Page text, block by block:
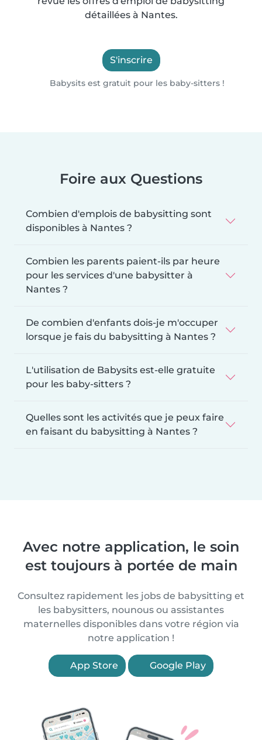
détaillées à Nantes.
S'inscrire
Babysits est gratuit pour les baby-sitters !
Foire aux Questions
Combien d'emplois de babysitting sont
disponibles à Nantes ?
Combien les parents paient-ils par heure
pour les services d'une babysitter à
Nantes ?
De combien d'enfants dois-je m'occuper
lorsque je fais du babysitting à Nantes ?
L'utilisation de Babysits est-elle gratuite
pour les baby-sitters ?
Quelles sont les activités que je peux faire
en faisant du babysitting à Nantes ?
Avec notre application, le soin
est toujours à portée de main
Consultez rapidement les jobs de babysitting et
les babysitters, nounous ou assistantes
maternelles disponibles dans votre région via
notre application !
App Store Google Play